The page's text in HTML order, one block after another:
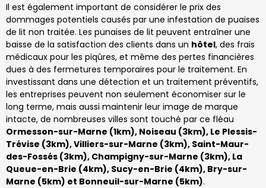
Il est également important de considérer le prix des
dommages potentiels causés par une infestation de puaises
de lit non traitée. Les punaises de lit peuvent entraîner une
baisse de la satisfaction des clients dans un hôtel, des frais
médicaux pour les piqûres, et même des pertes financières
dues à des fermetures temporaires pour le traitement. En
investissant dans une détection et un traitement préventifs,
les entreprises peuvent non seulement économiser sur le
long terme, mais aussi maintenir leur image de marque
intacte, de nombreuses villes sont touché par ce fléau
Ormesson-sur-Marne (1km), Noiseau (3km), Le Plessis-
Trévise (3km), Villiers-sur-Marne (3km), Saint-Maur-
des-Fossés (3km), Champigny-sur-Marne (3km), La
Queue-en-Brie (4km), Sucy-en-Brie (4km), Bry-sur-
Marne (5km) et Bonneuil-sur-Marne (5km).